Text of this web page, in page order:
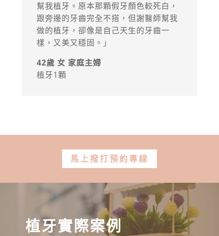
幫我植牙。原本那顆假牙顏色較死白，
跟旁邊的牙齒完全不搭，但謝醫師幫我
做的植牙，卻像是自己天生的牙齒一
樣，又美又穩固。」
42歲 女 家庭主婦
植牙1顆
馬上撥打預約專線
植牙實際案例